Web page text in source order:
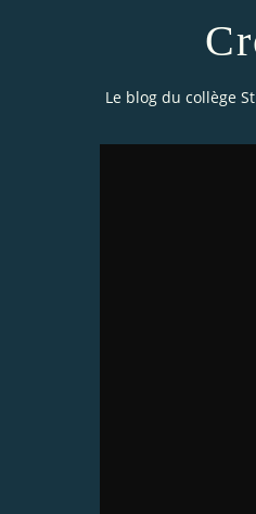
Le blog du collège